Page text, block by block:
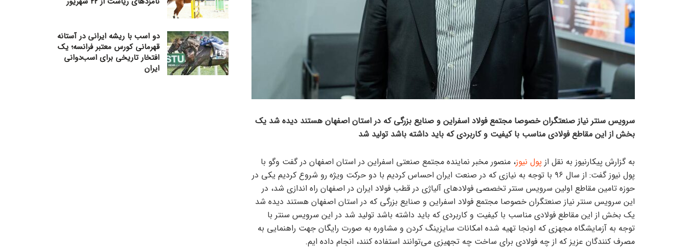
سرویس سنتر نیاز صنعتگران خصوصا مجتمع فولاد اسفراین و صنایع بزرگی که در استان اصفهان هستند دیده شد یک
بخش از این مقاطع فولادی مناسب با کیفیت و کاربردی که باید داشته باشد تولید شد
به گزارش پیکارنیوز به نقل از پول نیوز، منصور مخبر نماینده مجتمع صنعتی اسفراین در استان اصفهان در گفت وگو با
پول نیوز گفت: از سال ۹۶ با توجه به نیازی که در صنعت ایران احساس کردیم با دو حرکت ویژه رو شروع کردیم یکی در
حوزه تامین مقاطع اولین سرویس سنتر تخصصی فولاد‌های آلیاژی در قطب فولاد ایران در اصفهان راه اندازی شد، در
این سرویس سنتر نیاز صنعتگران خصوصا مجتمع فولاد اسفراین و صنایع بزرگی که در استان اصفهان هستند دیده شد
یک بخش از این مقاطع فولادی مناسب با کیفیت و کاربردی که باید داشته باشد تولید شد در این سرویس سنتر با
توجه به آزمایشگاه مجهزی که اونجا تهیه شده امکانات سایزینگ کردن و مشاوره به صورت رایگان جهت راهنمایی به
مصرف کنندگان عزیز که از چه فولادی برای ساخت چه تجهیزی می‌توانند استفاده کنند، انجام داده ایم.
دو اسب با ریشه ایرانی در آستانه
قهرمانی کورس معتبر فرانسه؛ یک
افتخار تاریخی برای اسب‌دوانی
ایران